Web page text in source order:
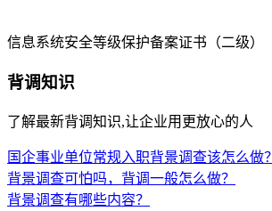
信息系统安全等级保护备案证书（二级）
背调知识
了解最新背调知识,让企业用更放心的人
国企事业单位常规入职背景调查该怎么做？
背景调查可怕吗，背调一般怎么做？
背景调查有哪些内容？